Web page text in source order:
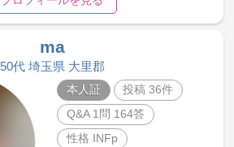
ma
50代 埼玉県 大里郡
本人証
投稿 36件
Q&A 1問 164答
性格 INFp